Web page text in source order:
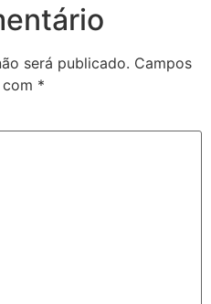
será publicado. Campos
*